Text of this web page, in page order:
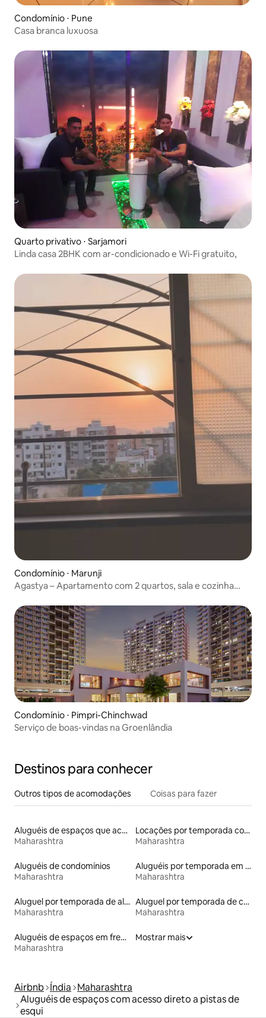
Condomínio ⋅ Pune
Casa branca luxuosa
Quarto privativo ⋅ Sarjamori
Linda casa 2BHK com ar-condicionado e Wi-Fi gratuito,
Condomínio ⋅ Marunji
Agastya – Apartamento com 2 quartos, sala e cozinha
Condomínio ⋅ Pimpri-Chinchwad
Serviço de boas-vindas na Groenlândia
Destinos para conhecer
Outros tipos de acomodações Coisas para fazer
Aluguéis de espaços que aceitam animais de estimação
Maharashtra
Locações por temporada com piscina
Maharashtra
Aluguéis de condomínios
Maharashtra
Aluguéis por temporada em hotéis-fazenda
Maharashtra
Aluguel por temporada de alojamentos ecológicos
Maharashtra
Aluguel por temporada de casas de veraneio
Maharashtra
Aluguéis de espaços em frente à praia
Maharashtra
Mostrar mais
Airbnb Índia Maharashtra
Aluguéis de espaços com acesso direto a pistas de
esqui